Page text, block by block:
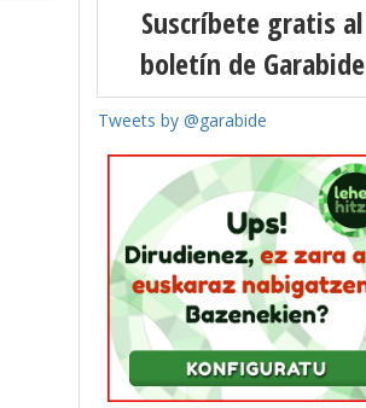
Suscríbete gratis al
boletín de Garabide
Tweets by @garabide